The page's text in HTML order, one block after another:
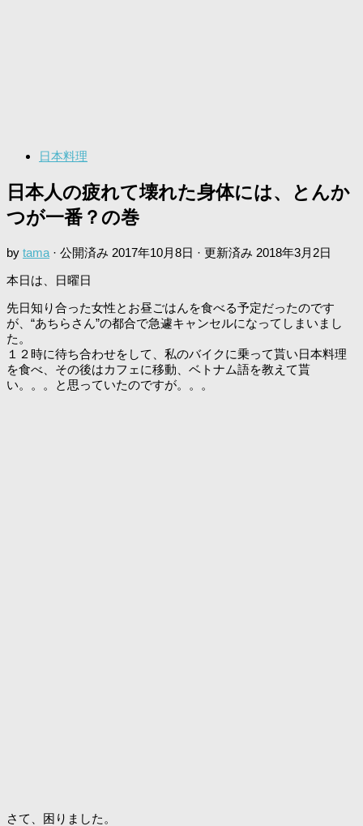
日本料理
日本人の疲れて壊れた身体には、とんか
つが一番？の巻
by tama · 公開済み 2017年10月8日 · 更新済み 2018年3月2日
本日は、日曜日
先日知り合った女性とお昼ごはんを食べる予定だったのです
が、“あちらさん”の都合で急遽キャンセルになってしまいまし
た。
１２時に待ち合わせをして、私のバイクに乗って貰い日本料理
を食べ、その後はカフェに移動、ベトナム語を教えて貰
い。。。と思っていたのですが。。。
さて、困りました。